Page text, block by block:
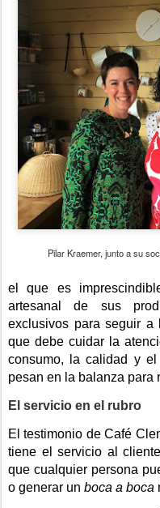
Pilar Kraemer, junto a su
el que es
artesanal de sus
exclusivos para seguir
que debe cuidar la
consumo, la calidad y
pesan en la balanza para
El servicio en el rubro
El testimonio de Café
tiene el servicio al
que cualquier persona
o generar un boca a boca